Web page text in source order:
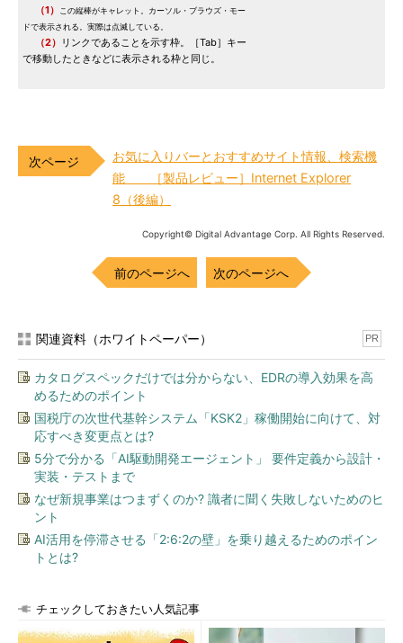
（1）
この縦棒がキャレット。カーソル・ブラウズ・モー
ドで表示される。実際は点滅している。
（2） リンクであることを示す枠。［Tab］キー
で移動したときなどに表示される枠と同じ。
お気に入りバーとおすすめサイト情報、検索機
能 ［製品レビュー］Internet Explorer
8（後編）
Copyright© Digital Advantage Corp. All Rights Reserved.
前のページへ 次のページへ
関連資料（ホワイトペーパー） PR
カタログスペックだけでは分からない、EDRの導入効果を高
めるためのポイント
国税庁の次世代基幹システム「KSK2」稼働開始に向けて、対
応すべき変更点とは?
5分で分かる「AI駆動開発エージェント」 要件定義から設計・
実装・テストまで
なぜ新規事業はつまずくのか? 識者に聞く失敗しないためのヒ
ント
AI活用を停滞させる「2:6:2の壁」を乗り越えるためのポイン
トとは?
チェックしておきたい人気記事